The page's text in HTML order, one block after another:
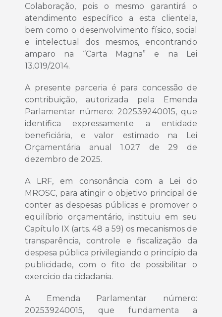
Colaboração, pois o mesmo garantirá o
atendimento específico a esta clientela,
bem como o desenvolvimento físico, social
e intelectual dos mesmos, encontrando
amparo na “Carta Magna” e na Lei
13.019/2014.
A presente parceria é para concessão de
contribuição, autorizada pela Emenda
Parlamentar número: 202539240015, que
identifica expressamente a entidade
beneficiária, e valor estimado na Lei
Orçamentária anual 1.027 de 29 de
dezembro de 2025.
A LRF, em consonância com a Lei do
MROSC, para atingir o objetivo principal de
conter as despesas públicas e promover o
equilíbrio orçamentário, instituiu em seu
Capítulo IX (arts. 48 a 59) os mecanismos de
transparência, controle e fiscalização da
despesa pública privilegiando o princípio da
publicidade, com o fito de possibilitar o
exercício da cidadania.
A Emenda Parlamentar número:
202539240015, que fundamenta a